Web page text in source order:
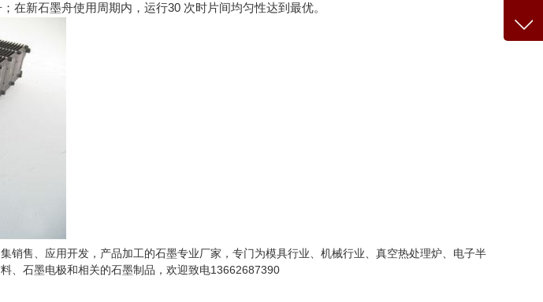
新石墨舟使用周期内，运行30 次时片间均匀性达到最优。
集销售、应用开发，产品加工的石墨专业厂家，专门为模具行业、机械行业、真空热处理炉、电子半
、石墨电极和相关的石墨制品，欢迎致电13662687390